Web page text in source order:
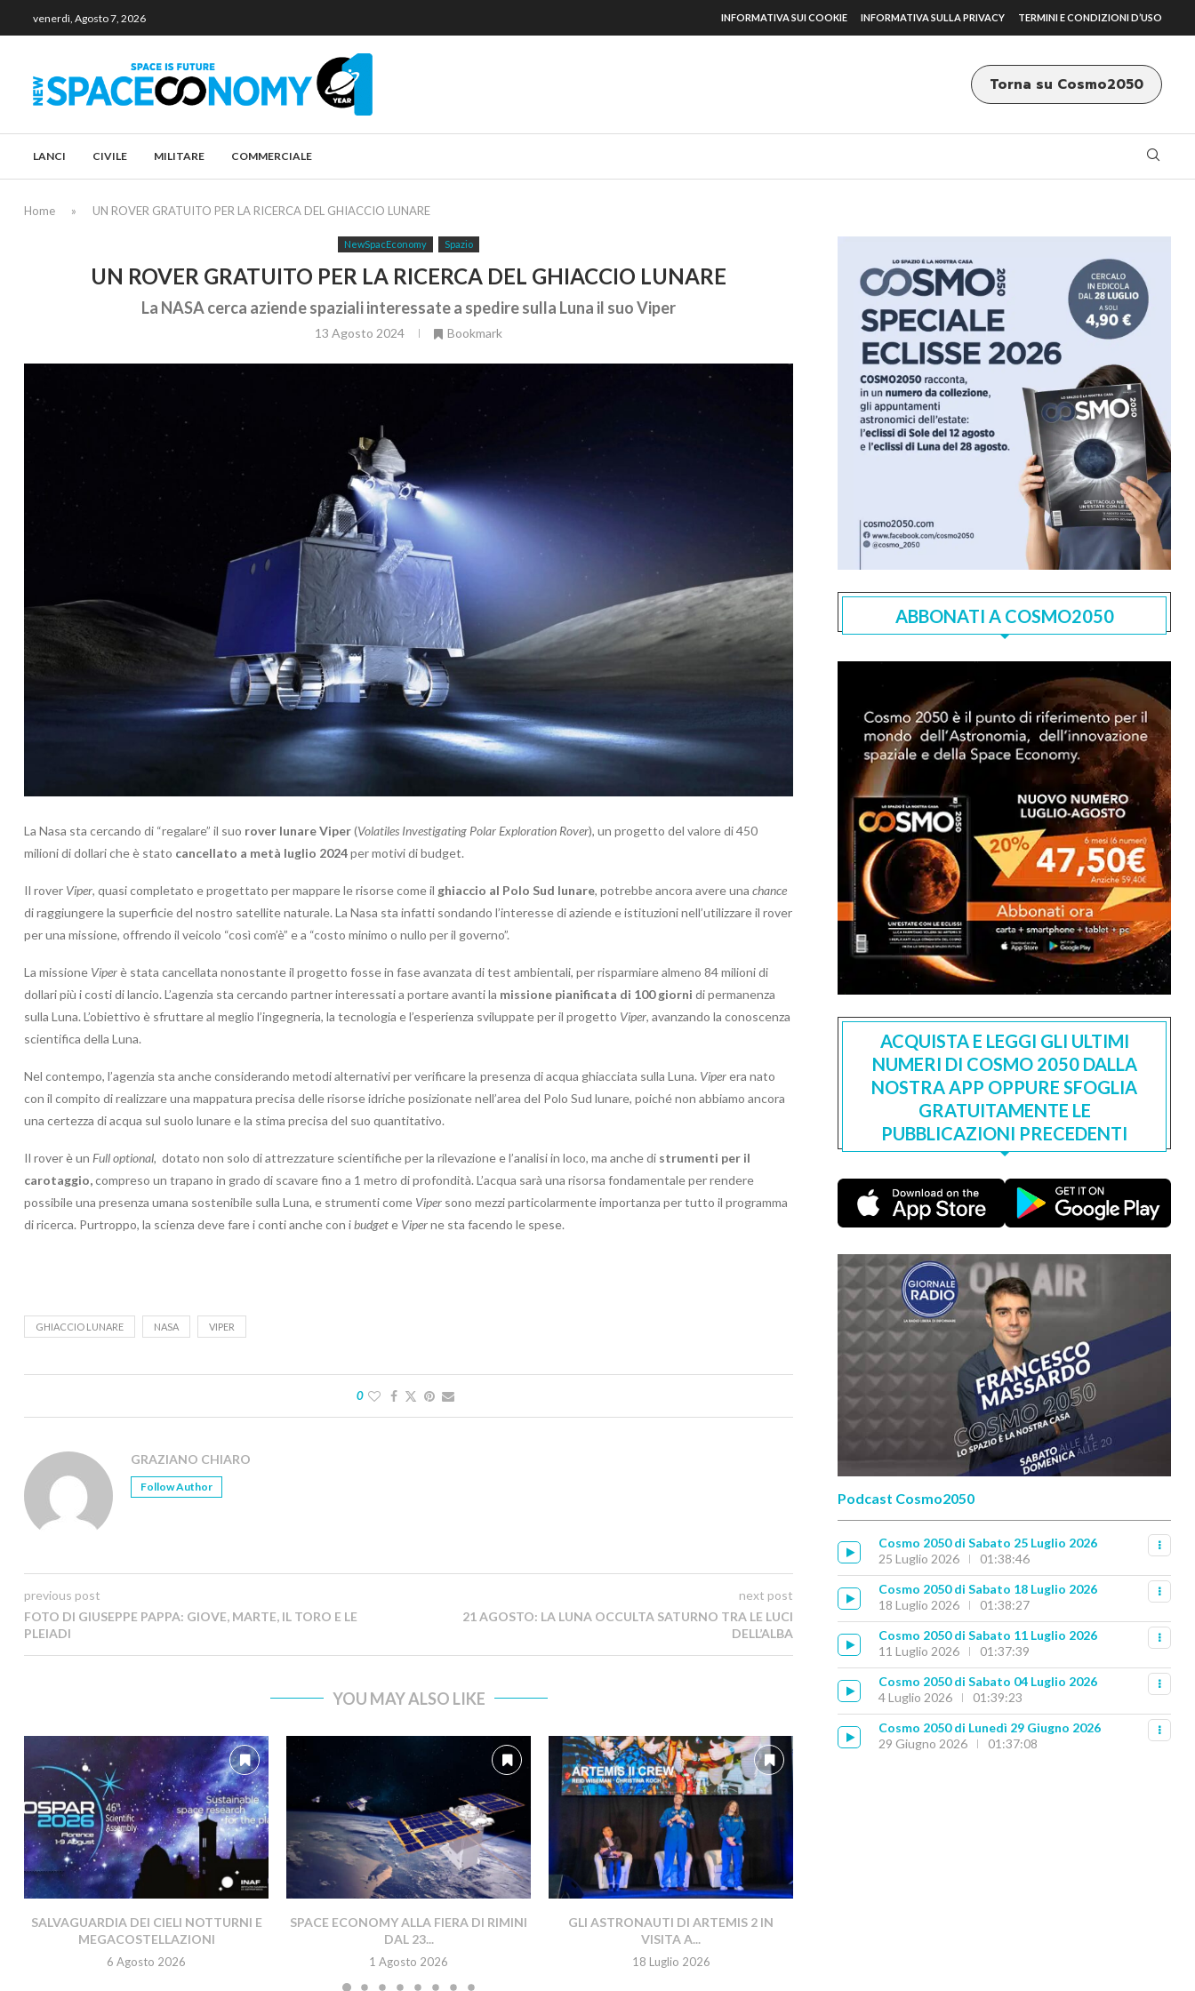
venerdì, Agosto 7, 2026 INFORMATIVA SUI COOKIE INFORMATIVA SULLA PRIVACY TERMINI E CONDIZIONI D’USO
Torna su Cosmo2050
LANCI CIVILE MILITARE COMMERCIALE
Home » UN ROVER GRATUITO PER LA RICERCA DEL GHIACCIO LUNARE
NewSpacEconomy Spazio
UN ROVER GRATUITO PER LA RICERCA DEL GHIACCIO LUNARE
La NASA cerca aziende spaziali interessate a spedire sulla Luna il suo Viper
13 Agosto 2024 Bookmark
La Nasa sta cercando di “regalare” il suo rover lunareViper(Volatiles Investigating Polar Exploration Rover), un progetto del valore di 450
milioni di dollari che è stato cancellato a metà luglio 2024per motivi di budget.
Il rover Viper, quasi completato e progettato per mappare le risorse come il ghiaccio al Polo Sud lunare, potrebbe ancora avere una chance
di raggiungere la superficie del nostro satellite naturale. La Nasa sta infatti sondando l’interesse di aziende e istituzioni nell’utilizzare il rover
per una missione, offrendo il veicolo “così com’è” e a “costo minimo o nullo per il governo”.
La missione Viperè stata cancellata nonostante il progetto fosse in fase avanzata di test ambientali, per risparmiare almeno 84 milioni di
dollari più i costi di lancio. L’agenzia sta cercando partner interessati a portare avanti la missione pianificata di 100 giorni di permanenza
sulla Luna. L’obiettivo è sfruttare al meglio l’ingegneria, la tecnologia e l’esperienza sviluppate per il progetto Viper, avanzando la conoscenza
scientifica della Luna.
Nel contempo, l’agenzia sta anche considerando metodi alternativi per verificare la presenza di acqua ghiacciata sulla Luna. Viperera nato
con il compito di realizzare una mappatura precisa delle risorse idriche posizionate nell’area del Polo Sud lunare, poiché non abbiamo ancora
una certezza di acqua sul suolo lunare e la stima precisa del suo quantitativo.
Il rover è un Full optional, dotato non solo di attrezzature scientifiche per la rilevazione e l’analisi in loco, ma anche di strumenti per il
carotaggio,compreso un trapano in grado di scavare fino a 1 metro di profondità. L’acqua sarà una risorsa fondamentale per rendere
possibile una presenza umana sostenibile sulla Luna, e strumenti come Viper sono mezzi particolarmente importanza per tutto il programma
di ricerca. Purtroppo, la scienza deve fare i conti anche con ibudgete Viperne sta facendo le spese.
GHIACCIO LUNARE NASA VIPER
0
GRAZIANO CHIARO
Follow Author
previous post
FOTO DI GIUSEPPE PAPPA: GIOVE, MARTE, IL TORO E LE
PLEIADI
next post
21 AGOSTO: LA LUNA OCCULTA SATURNO TRA LE LUCI
DELL’ALBA
YOU MAY ALSO LIKE
SALVAGUARDIA DEI CIELI NOTTURNI E
MEGACOSTELLAZIONI
6 Agosto 2026
SPACE ECONOMY ALLA FIERA DI RIMINI
DAL 23...
1 Agosto 2026
GLI ASTRONAUTI DI ARTEMIS 2 IN
VISITA A...
18 Luglio 2026
ABBONATI A COSMO2050
ACQUISTA E LEGGI GLI ULTIMI
NUMERI DI COSMO 2050 DALLA
NOSTRA APP OPPURE SFOGLIA
GRATUITAMENTE LE
PUBBLICAZIONI PRECEDENTI
Podcast Cosmo2050
Cosmo 2050 di Sabato 25 Luglio 2026
25 Luglio 2026
01:38:46
Cosmo 2050 di Sabato 18 Luglio 2026
18 Luglio 2026
01:38:27
Cosmo 2050 di Sabato 11 Luglio 2026
11 Luglio 2026
01:37:39
Cosmo 2050 di Sabato 04 Luglio 2026
4 Luglio 2026
01:39:23
Cosmo 2050 di Lunedì 29 Giugno 2026
29 Giugno 2026
01:37:08